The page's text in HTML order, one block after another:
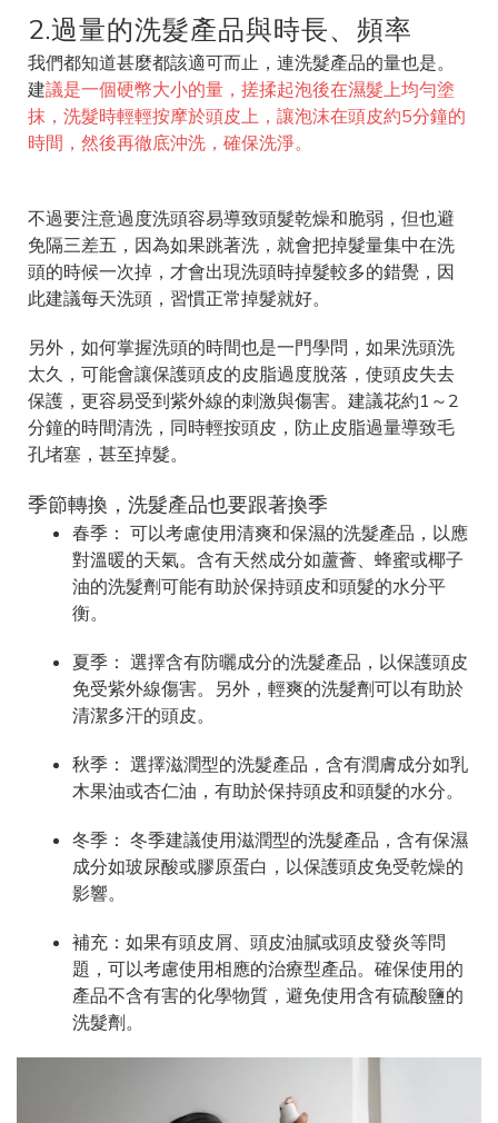
2.過量的洗髮產品與時長、頻率
我們都知道甚麼都該適可而止，連洗髮產品的量也是。
建議是一個硬幣大小的量，搓揉起泡後在濕髮上均勻塗
抹，洗髮時輕輕按摩於頭皮上，讓泡沫在頭皮約5分鐘的
時間，然後再徹底沖洗，確保洗淨。
不過要注意過度洗頭容易導致頭髮乾燥和脆弱，但也避
免隔三差五，因為如果跳著洗，就會把掉髮量集中在洗
頭的時候一次掉，才會出現洗頭時掉髮較多的錯覺，因
此建議每天洗頭，習慣正常掉髮就好。
另外，如何掌握洗頭的時間也是一門學問，如果洗頭洗
太久，可能會讓保護頭皮的皮脂過度脫落，使頭皮失去
保護，更容易受到紫外線的刺激與傷害。建議花約1～2
分鐘的時間清洗，同時輕按頭皮，防止皮脂過量導致毛
孔堵塞，甚至掉髮。
季節轉換，洗髮產品也要跟著換季
春季： 可以考慮使用清爽和保濕的洗髮產品，以應
對溫暖的天氣。含有天然成分如蘆薈、蜂蜜或椰子
油的洗髮劑可能有助於保持頭皮和頭髮的水分平
衡。
夏季： 選擇含有防曬成分的洗髮產品，以保護頭皮
免受紫外線傷害。另外，輕爽的洗髮劑可以有助於
清潔多汗的頭皮。
秋季： 選擇滋潤型的洗髮產品，含有潤膚成分如乳
木果油或杏仁油，有助於保持頭皮和頭髮的水分。
冬季： 冬季建議使用滋潤型的洗髮產品，含有保濕
成分如玻尿酸或膠原蛋白，以保護頭皮免受乾燥的
影響。
補充：如果有頭皮屑、頭皮油膩或頭皮發炎等問
題，可以考慮使用相應的治療型產品。確保使用的
產品不含有害的化學物質，避免使用含有硫酸鹽的
洗髮劑。